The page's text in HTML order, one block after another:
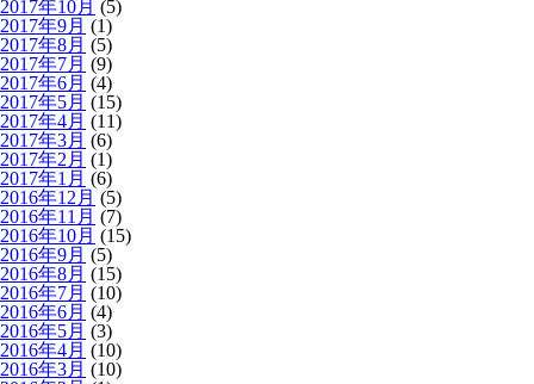
2017年10月 (5)
2017年9月 (1)
2017年8月 (5)
2017年7月 (9)
2017年6月 (4)
2017年5月 (15)
2017年4月 (11)
2017年3月 (6)
2017年2月 (1)
2017年1月 (6)
2016年12月 (5)
2016年11月 (7)
2016年10月 (15)
2016年9月 (5)
2016年8月 (15)
2016年7月 (10)
2016年6月 (4)
2016年5月 (3)
2016年4月 (10)
2016年3月 (10)